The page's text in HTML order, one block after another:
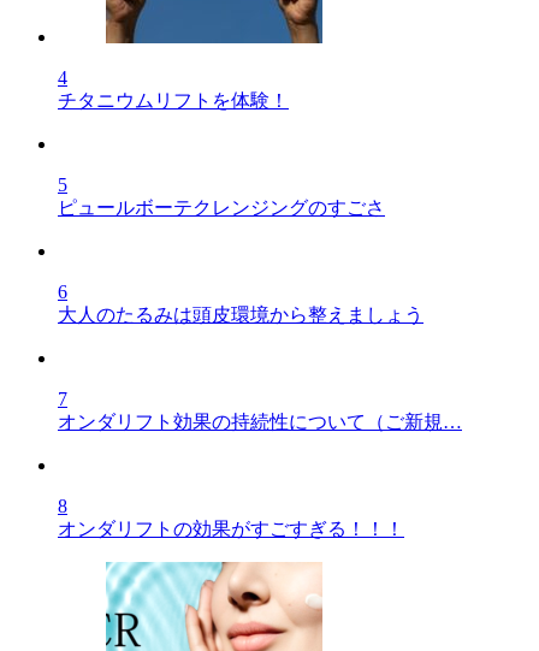
4
チタニウムリフトを体験！
5
ピュールボーテクレンジングのすごさ
6
大人のたるみは頭皮環境から整えましょう
7
オンダリフト効果の持続性について（ご新規…
8
オンダリフトの効果がすごすぎる！！！